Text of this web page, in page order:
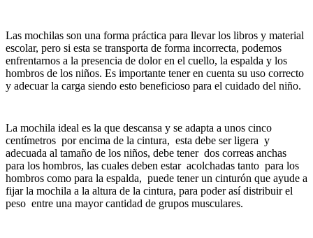
Las mochilas son una forma práctica para llevar los libros y material
escolar, pero si esta se transporta de forma incorrecta, podemos
enfrentarnos a la presencia de dolor en el cuello, la espalda y los
hombros de los niños. Es importante tener en cuenta su uso correcto
y adecuar la carga siendo esto beneficioso para el cuidado del niño.
La mochila ideal es la que descansa y se adapta a unos cinco
centímetros por encima de la cintura, esta debe ser ligera y
adecuada al tamaño de los niños, debe tener dos correas anchas
para los hombros, las cuales deben estar acolchadas tanto para los
hombros como para la espalda, puede tener un cinturón que ayude a
fijar la mochila a la altura de la cintura, para poder así distribuir el
peso entre una mayor cantidad de grupos musculares.